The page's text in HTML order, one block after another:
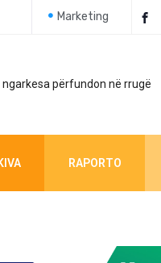
Marketing
përfundon në rrugë
RAPORTO